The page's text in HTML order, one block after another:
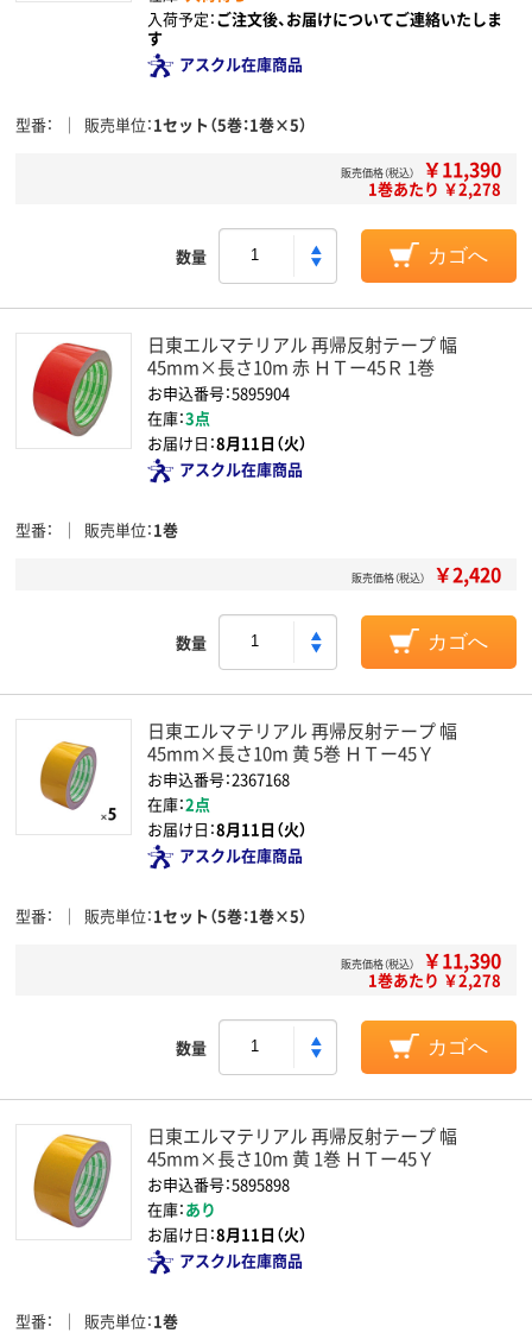
入荷予定：ご注文後、お届けについてご連絡いたしま
す
アスクル在庫商品
型番 販売単位 1セット（5巻：1巻×5）
販売価格（税込） ￥11,390
1巻あたり ￥2,278
数量 カゴへ
日東エルマテリアル 再帰反射テープ 幅
45mm×長さ10m 赤 ＨＴー45Ｒ 1巻
お申込番号：5895904
在庫：3点
お届け日：8月11日（火）
アスクル在庫商品
型番 販売単位 1巻
販売価格（税込） ￥2,420
数量 カゴへ
日東エルマテリアル 再帰反射テープ 幅
45mm×長さ10m 黄 5巻 ＨＴー45Ｙ
お申込番号：2367168
在庫：2点
お届け日：8月11日（火）
アスクル在庫商品
型番 販売単位 1セット（5巻：1巻×5）
販売価格（税込） ￥11,390
1巻あたり ￥2,278
数量 カゴへ
日東エルマテリアル 再帰反射テープ 幅
45mm×長さ10m 黄 1巻 ＨＴー45Ｙ
お申込番号：5895898
在庫：あり
お届け日：8月11日（火）
アスクル在庫商品
型番 販売単位 1巻